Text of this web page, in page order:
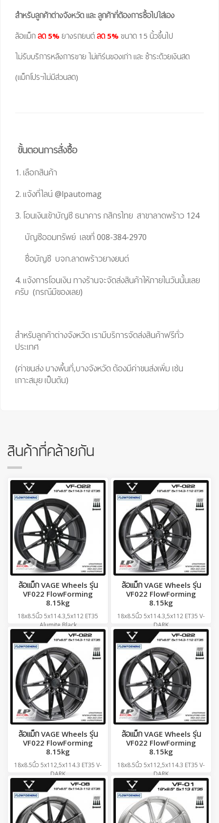
สำหรับลูกค้าต่างจังหวัด และ ลูกค้าที่ต้องการซื้อไปใส่เอง
ล้อแม็ก ลด 5% ยางรถยนต์ ลด 5% ขนาด 15 นิ้วขึ้นไป
ไม่รับบริการหลังการขาย ไม่เทิร์นของเก่า และ ชำระด้วยเงินสด
(แม็กโปรฯไม่มีส่วนลด)
ขั้นตอนการสั่งซื้อ
1. เลือกสินค้า
2. แจ้งที่ไลน์ @lpautomag
3. โอนเงินเข้าบัญชี ธนาคาร กสิกรไทย สาขาลาดพร้าว 124
บัญชีออมทรัพย์ เลขที่ 008-384-2970
ชื่อบัญชี บจก.ลาดพร้าวยางยนต์
4. แจ้งการโอนเงิน ทางร้านจะจัดส่งสินค้าให้ภายในวันนั้นเลย
ครับ (กรณีมีของเลย)
สำหรับลูกค้าต่างจังหวัด เรามีบริการจัดส่งสินค้าฟรีทั่ว
ประเทศ
(ค่าขนส่ง บางพื้นที่,บางจังหวัด ต้องมีค่าขนส่งเพิ่ม เช่น
เกาะสมุย เป็นต้น)
สินค้าที่คล้ายกัน
ล้อแม็ก VAGE Wheels รุ่น
VF022 FlowForming
8.15kg
18x8.5นิ้ว 5x114.3,5x112 ET35
Alumite Black
ราคาวงละ7,500บาท
ล้อแม็ก VAGE Wheels รุ่น
VF022 FlowForming
8.15kg
18x8.5นิ้ว 5x114.3,5x112 ET35 V-
DARK
ราคาวงละ7,500บาท
ล้อแม็ก VAGE Wheels รุ่น
VF022 FlowForming
8.15kg
18x8.5นิ้ว 5x112,5x114.3 ET35 V-
DARK
ราคาวงละ7,500บาท
ล้อแม็ก VAGE Wheels รุ่น
VF022 FlowForming
8.15kg
18x8.5นิ้ว 5x112,5x114.3 ET35 V-
DARK
ราคาวงละ7,500บาท